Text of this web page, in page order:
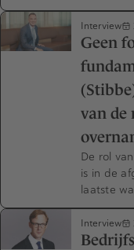
Interview
Geen
van de
De rol
is in de
laatste
Interview